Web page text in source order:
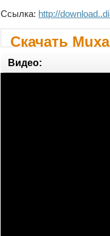
Ссылка: http://
Скачать
Видео: